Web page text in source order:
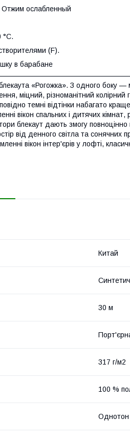
«Рогожка». З одного боку
міцний, різноманітний колірний
темні відтінки набагато
вікон спальних і дитячих кімнат,
блекаут дають змогу
від денного світла та сонячних
вікон інтер'єрів у лофті,
Китай
30 м
317 г/м2
100 %
Однотон